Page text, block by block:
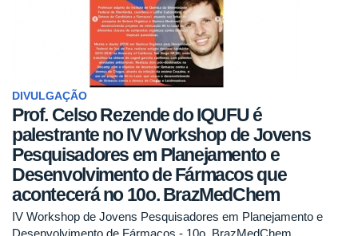
DIVULGAÇÃO
Prof. Celso Rezende do IQUFU é
palestrante no IV Workshop de Jovens
Pesquisadores em Planejamento e
Desenvolvimento de Fármacos que
acontecerá no 10o. BrazMedChem
IV Workshop de Jovens Pesquisadores em Planejamento e